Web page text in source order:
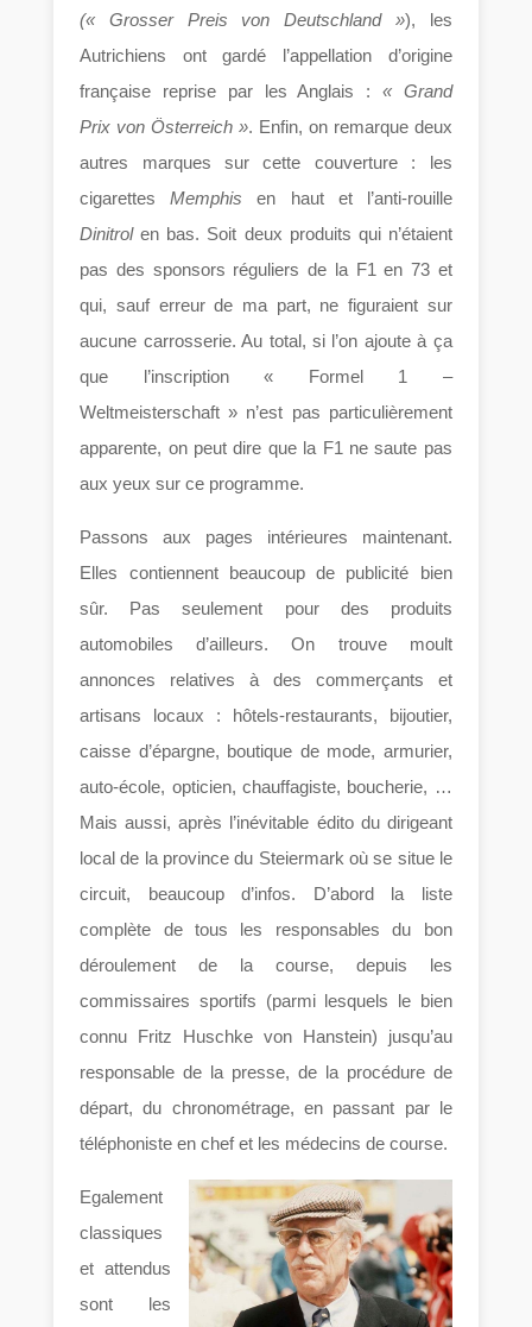
(« Grosser Preis von Deutschland »), les
Autrichiens ont gardé l’appellation d’origine
française reprise par les Anglais : « Grand
Prix von Österreich ». Enfin, on remarque deux
autres marques sur cette couverture : les
cigarettesMemphis en haut et l’anti-rouille
Dinitrolen bas. Soit deux produits qui n’étaient
pas des sponsors réguliers de la F1 en 73 et
qui, sauf erreur de ma part, ne figuraient sur
aucune carrosserie. Au total, si l’on ajoute à ça
que l’inscription « Formel 1 –
Weltmeisterschaft » n’est pas particulièrement
apparente, on peut dire que la F1 ne saute pas
aux yeux sur ce programme.
Passons aux pages intérieures maintenant.
Elles contiennent beaucoup de publicité bien
sûr. Pas seulement pour des produits
automobiles d’ailleurs. On trouve moult
annonces relatives à des commerçants et
artisans locaux : hôtels-restaurants, bijoutier,
caisse d’épargne, boutique de mode, armurier,
auto-école, opticien, chauffagiste, boucherie, …
Mais aussi, après l’inévitable édito du dirigeant
local de la province du Steiermark où se situe le
circuit, beaucoup d’infos. D’abord la liste
complète de tous les responsables du bon
déroulement de la course, depuis les
commissaires sportifs (parmi lesquels le bien
connu Fritz Huschke von Hanstein) jusqu’au
responsable de la presse, de la procédure de
départ, du chronométrage, en passant par le
téléphoniste en chef et les médecins de course.
Egalement
classiques
et attendus
sont les